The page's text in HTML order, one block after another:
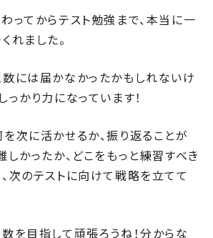
ってからテスト勉強まで、本当に一
れました。
には届かなかったかもしれないけ
っかり力になっています！
次に活かせるか、振り返ることが
しかったか、どこをもっと練習すべき
次のテストに向けて戦略を立てて
を目指して頑張ろうね！分からな